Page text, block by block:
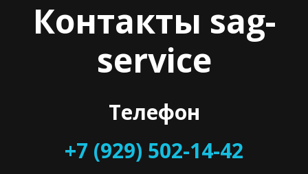
Контакты sag-
service
Телефон
+7 (929) 502-14-42